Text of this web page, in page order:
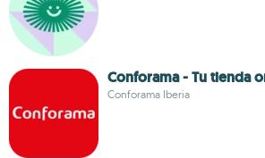
Conforama - Tu tienda
Conforama Iberia